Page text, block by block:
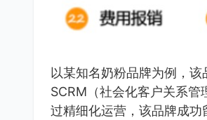
以某知名奶粉品牌为例，
SCRM（社会化客户关系
过精细化运营，该品牌成